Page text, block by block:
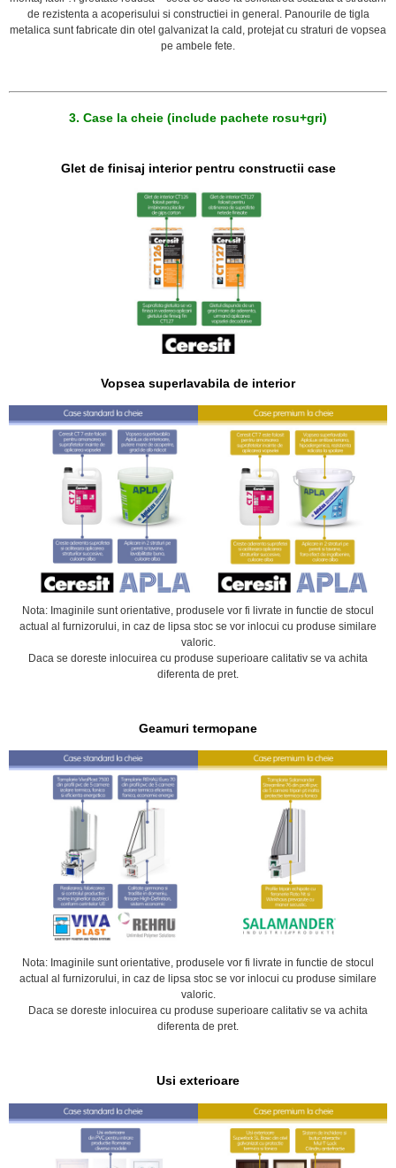
de rezistenta a acoperisului si constructiei in general. Panourile de tigla
metalica sunt fabricate din otel galvanizat la cald, protejat cu straturi de vopsea
pe ambele fete.
3. Case la cheie (include pachete rosu+gri)
Glet de finisaj interior pentru constructii case
Vopsea superlavabila de interior
Nota: Imaginile sunt orientative, produsele vor fi livrate in functie de stocul
actual al furnizorului, in caz de lipsa stoc se vor inlocui cu produse similare
valoric.
Daca se doreste inlocuirea cu produse superioare calitativ se va achita
diferenta de pret.
Geamuri termopane
Nota: Imaginile sunt orientative, produsele vor fi livrate in functie de stocul
actual al furnizorului, in caz de lipsa stoc se vor inlocui cu produse similare
valoric.
Daca se doreste inlocuirea cu produse superioare calitativ se va achita
diferenta de pret.
Usi exterioare